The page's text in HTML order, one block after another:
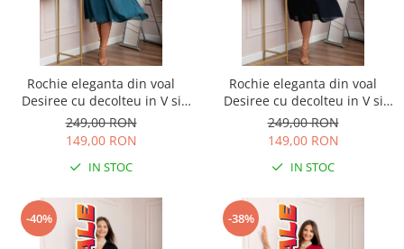
Rochie eleganta din voal
Desiree cu decolteu in V si
curea - Turcoaz
249,00 RON
149,00 RON
IN STOC
Rochie eleganta din voal
Desiree cu decolteu in V si
curea - Bleumarin
249,00 RON
149,00 RON
IN STOC
-40% -38%